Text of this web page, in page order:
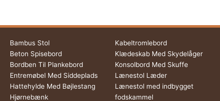
Bambus Stol
Beton Spisebord
Bordben Til Plankebord
Entremøbel Med Siddeplads
Hattehylde Med Bøjlestang
Hjørnebænk
Kabeltromlebord
Klædeskab Med Skydelåger
Konsolbord Med Skuffe
Lænestol Læder
Lænestol med indbygget
fodskammel